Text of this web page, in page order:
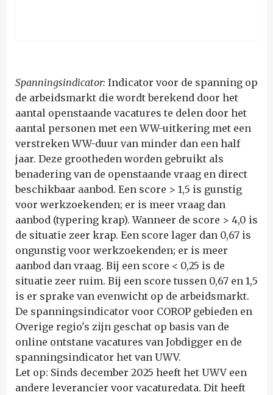
Spanningsindicator: Indicator voor de spanning op
de arbeidsmarkt die wordt berekend door het
aantal openstaande vacatures te delen door het
aantal personen met een WW-uitkering met een
verstreken WW-duur van minder dan een half
jaar. Deze grootheden worden gebruikt als
benadering van de openstaande vraag en direct
beschikbaar aanbod. Een score > 1,5 is gunstig
voor werkzoekenden; er is meer vraag dan
aanbod (typering krap). Wanneer de score > 4,0 is
de situatie zeer krap. Een score lager dan 0,67 is
ongunstig voor werkzoekenden; er is meer
aanbod dan vraag. Bij een score < 0,25 is de
situatie zeer ruim. Bij een score tussen 0,67 en 1,5
is er sprake van evenwicht op de arbeidsmarkt.
De spanningsindicator voor COROP gebieden en
Overige regio's zijn geschat op basis van de
online ontstane vacatures van Jobdigger en de
spanningsindicator het van UWV.
Let op: Sinds december 2025 heeft het UWV een
andere leverancier voor vacaturedata. Dit heeft